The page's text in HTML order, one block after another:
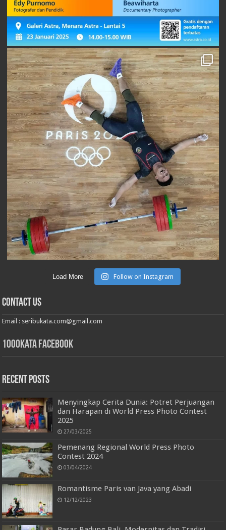
Load More Follow on Instagram
Contact Us
Email : seribukata.com@gmail.com
1000kata Facebook
Recent Posts
Menyingkap Cerita Dunia: Potret Perjuangan
dan Harapan di World Press Photo Contest
2025
27/03/2025
Pemenang Regional World Press Photo
Contest 2024
03/04/2024
Romantisme Paris van Java yang Abadi
12/12/2023